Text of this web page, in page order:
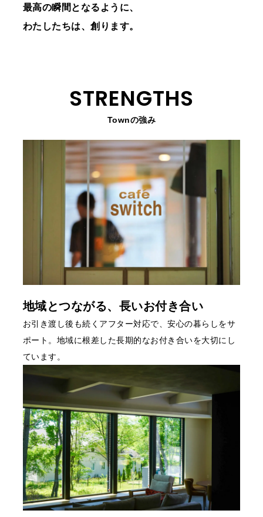
最高の瞬間となるように、
わたしたちは、創ります。
STRENGTHS
Townの強み
地域とつながる、長いお付き合い
お引き渡し後も続くアフター対応で、安心の暮らしをサ
ポート。地域に根差した長期的なお付き合いを大切にし
ています。